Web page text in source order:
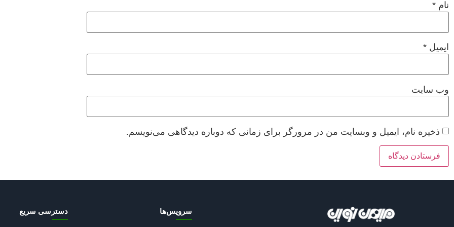
نام *
ایمیل *
وب‌ سایت
ذخیره نام، ایمیل و وبسایت من در مرورگر برای زمانی که دوباره دیدگاهی می‌نویسم.
سرویس‌ها دسترسی سریع